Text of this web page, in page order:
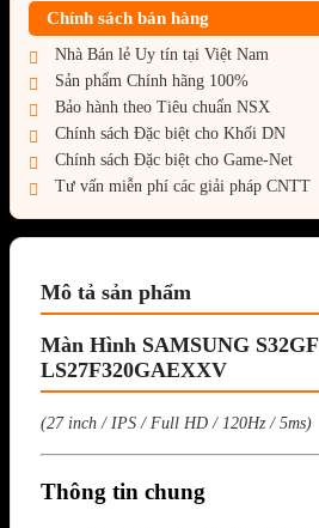
Chính sách bán hàng
Nhà Bán lẻ Uy tín tại Việt Nam
Sản phẩm Chính hãng 100%
Bảo hành theo Tiêu chuẩn NSX
Chính sách Đặc biệt cho Khối DN
Chính sách Đặc biệt cho Game-Net
Tư vấn miễn phí các giải pháp CNTT
Mô tả sản phẩm
Màn Hình SAMSUNG S32GF
LS27F320GAEXXV
(27 inch / IPS / Full HD / 120Hz / 5ms)
Thông tin chung